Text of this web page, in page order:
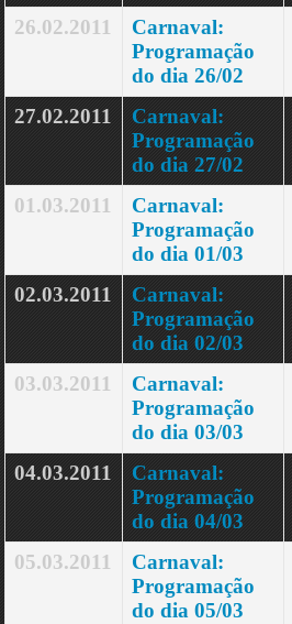
26.02.2011
Carnaval:
Programação
do dia 26/02
27.02.2011
Carnaval:
Programação
do dia 27/02
01.03.2011
Carnaval:
Programação
do dia 01/03
02.03.2011
Carnaval:
Programação
do dia 02/03
03.03.2011
Carnaval:
Programação
do dia 03/03
04.03.2011
Carnaval:
Programação
do dia 04/03
05.03.2011
Carnaval:
Programação
do dia 05/03